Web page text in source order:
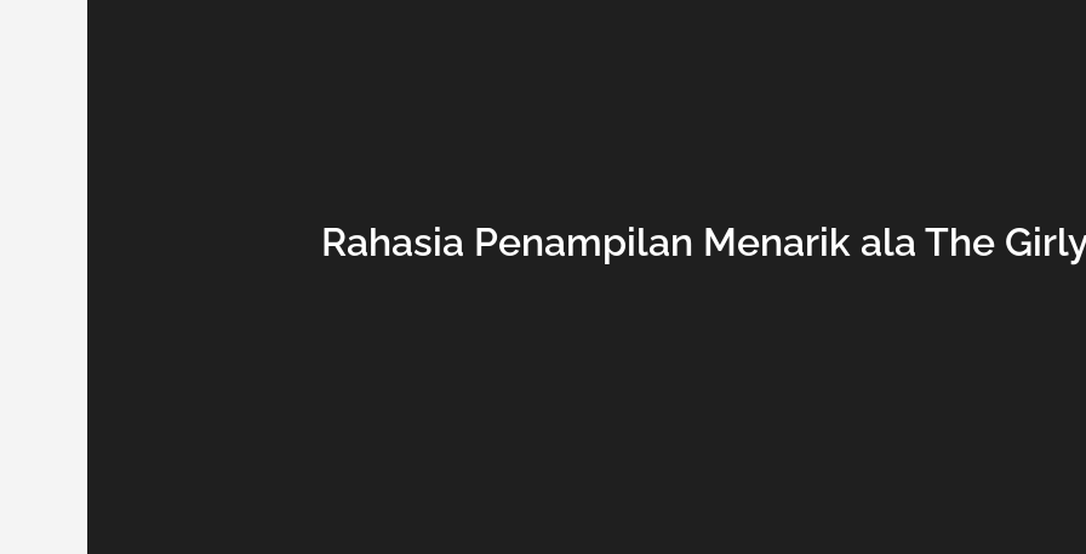
Rahasia Penampilan Menarik ala The